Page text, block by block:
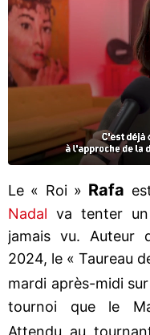
Le « Roi » Rafa
Nadal va tenter
jamais vu. Auteur
2024, le « Taureau
mardi après-midi
tournoi que le
Attendu au